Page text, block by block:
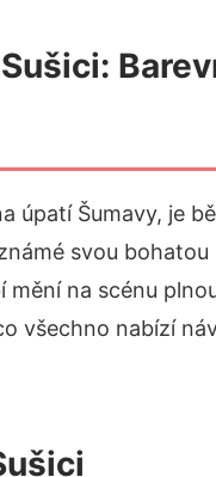
úpatí Šumavy, je
svou
na scénu
všechno nabízí